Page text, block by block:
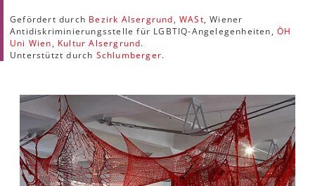
Gefördert durch Bezirk Alsergrund,WASt, Wiener
Antidiskriminierungsstelle für LGBTIQ-Angelegenheiten,ÖH
Uni Wien, Kultur Alsergrund.
Unterstützt durch Schlumberger.